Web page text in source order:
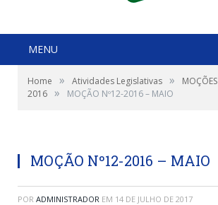
MENU
Home » Atividades Legislativas »
MOÇÕES
2016 » MOÇÃO Nº12-2016 – MAIO
MOÇÃO Nº12-2016 – MAIO
POR ADMINISTRADOR EM 14 DE JULHO DE 2017